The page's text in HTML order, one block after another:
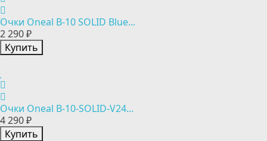
Очки Oneal B-10 SOLID Blue...
2 290 ₽
Купить
Очки Oneal B-10-SOLID-V24...
4 290 ₽
Купить